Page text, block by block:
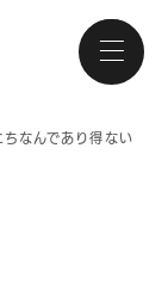
ちなんであり得ない